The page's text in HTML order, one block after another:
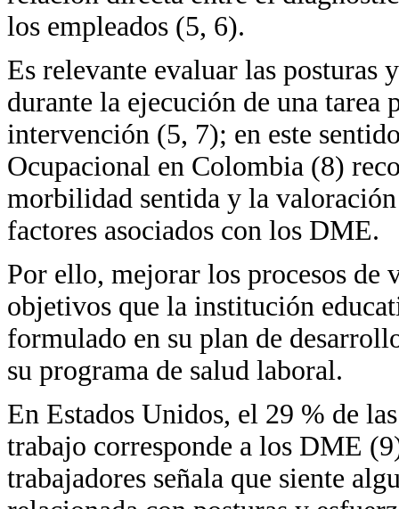
los empleados (5, 6).
Es relevante evaluar las posturas
durante la ejecución de una tarea
intervención (5, 7); en este
Ocupacional en Colombia (8)
morbilidad sentida y la
factores asociados con los DME.
Por ello, mejorar los procesos
objetivos que la institución
formulado en su plan de
su programa de salud laboral.
En Estados Unidos, el 29 % de
trabajo corresponde a los DME
trabajadores señala que siente